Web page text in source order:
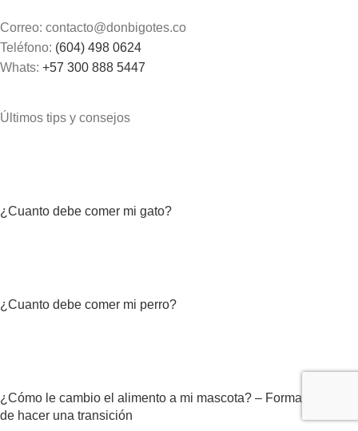
Correo: contacto@donbigotes.co
Teléfono: (604) 498 0624
Whats: +57 300 888 5447
Últimos tips y consejos
¿Cuanto debe comer mi gato?
¿Cuanto debe comer mi perro?
¿Cómo le cambio el alimento a mi mascota? – Forma correcta
de hacer una transición